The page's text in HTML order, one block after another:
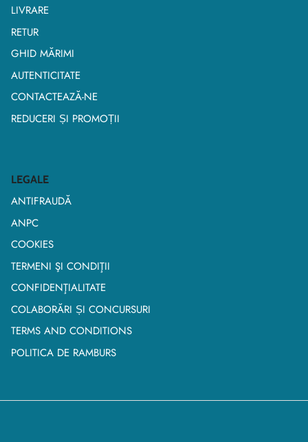
LIVRARE
RETUR
GHID MĂRIMI
AUTENTICITATE
CONTACTEAZĂ-NE
REDUCERI ȘI PROMOȚII
LEGALE
ANTIFRAUDĂ
ANPC
COOKIES
TERMENI ŞI CONDIŢII
CONFIDENŢIALITATE
COLABORĂRI ȘI CONCURSURI
TERMS AND CONDITIONS
POLITICA DE RAMBURS